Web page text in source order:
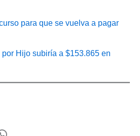
para que se vuelva a pagar
Hijo subiría a $153.865 en